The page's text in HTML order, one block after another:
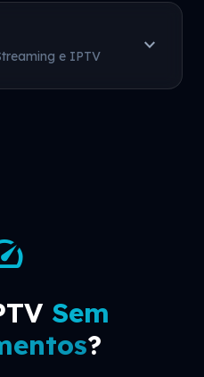
e IPTV expand_more
Sem
?